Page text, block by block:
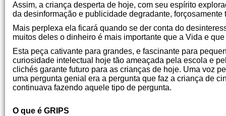
Assim, a criança desperta de hoje, com seu espírito
da desinformação e publicidade degradante,
Mais perplexa ela ficará quando se der conta do
muitos deles o dinheiro é mais importante que a Vida e
Esta peça cativante para grandes, e fascinante para
curiosidade intelectual hoje tão ameaçada pela escola e
clichés garante futuro para as crianças de hoje. Uma voz
uma pergunta genial era a pergunta que faz a criança de
continuava fazendo aquele tipo de pergunta.
O que é GRIPS